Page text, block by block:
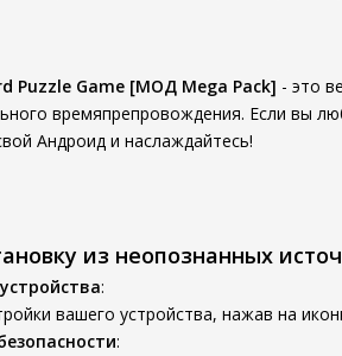
Puzzle Game [МОД Mega Pack] - это
времяпрепровождения. Если вы
Андроид и наслаждайтесь!
из неопознанных
:
вашего устройства, нажав на
: